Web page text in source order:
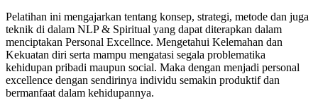
Pelatihan ini mengajarkan tentang konsep, strategi, metode dan juga
teknik di dalam NLP & Spiritual yang dapat diterapkan dalam
menciptakan Personal Excellnce. Mengetahui Kelemahan dan
Kekuatan diri serta mampu mengatasi segala problematika
kehidupan pribadi maupun social. Maka dengan menjadi personal
excellence dengan sendirinya individu semakin produktif dan
bermanfaat dalam kehidupannya.